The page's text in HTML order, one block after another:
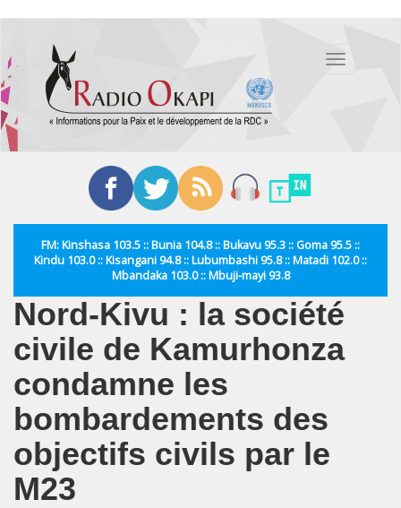
contenu
principal
Toggle
FM: Kinshasa 103.5 :: Bunia 104.8 :: Bukavu 95.3 :: Goma 95.5 ::
Kindu 103.0 :: Kisangani 94.8 :: Lubumbashi 95.8 :: Matadi 102.0 ::
Mbandaka 103.0 :: Mbuji-mayi 93.8
Nord-Kivu : la société
civile de Kamurhonza
condamne les
bombardements des
objectifs civils par le
M23